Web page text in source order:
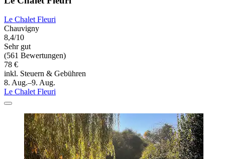
Le Chalet Fleuri
Chauvigny
8,4/10
Sehr gut
(561 Bewertungen)
78 €
inkl. Steuern & Gebühren
8. Aug.–9. Aug.
Le Chalet Fleuri